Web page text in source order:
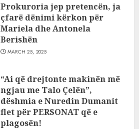
Prokuroria jep pretencën, ja
çfarë dënimi kërkon për
Mariela dhe Antonela
Berishën
MARCH 25, 2025
“Ai që drejtonte makinën më
ngjau me Talo Çelën”,
dëshmia e Nuredin Dumanit
flet për PERSONAT që e
plagosën!